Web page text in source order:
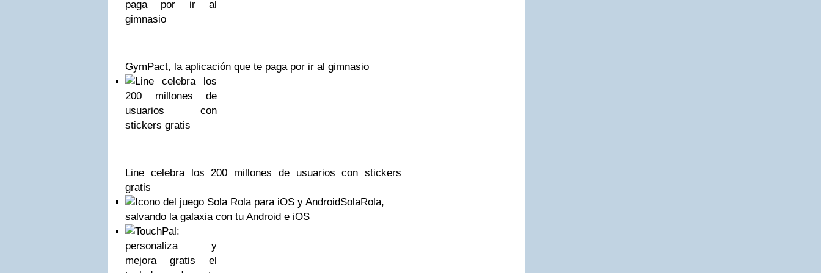
GymPact, la aplicación que te paga por ir al gimnasio
Line celebra los 200 millones de usuarios con stickers
gratis
SolaRola,
salvando la galaxia con tu Android e iOS